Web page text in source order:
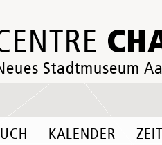
Stadtmuseum
KALENDER